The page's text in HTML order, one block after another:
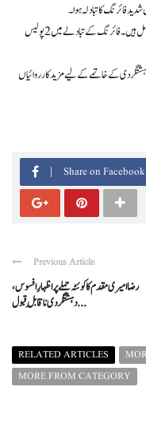
فائرنگ کا تبادلہ ہوا۔
ذرائع کا کہنا ہے کہ ہلاک ہونے والوں میں 2 اہم دہشتگرد سرغنے بھی شامل ہیں۔ فائرنگ کے تبادلے میں 2 پولیس
کے خاتمے کے لیے مزید کارروائیاں
Share on Facebook
Previous Article
رضا امیری مقدم کا کوئٹہ حملے پر اظہارِ افسوس،
دہشتگردی ناقابلِ قبول ...
RELATED ARTICLES
MORE FROM CATEGORY